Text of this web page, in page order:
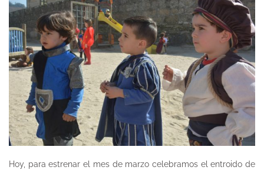
Hoy, para estrenar el mes de marzo celebramos el entroido de